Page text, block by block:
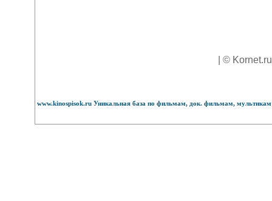
| ©
www.kinospisok.ru Уникальная база по фильмам, док. фильмам,